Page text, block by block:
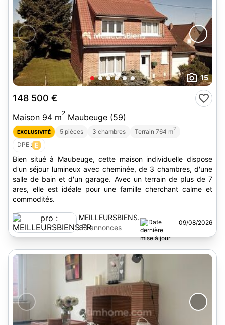
15
148 500 €
Maison 94 m2 Maubeuge (59)
EXCLUSIVITÉ 5 pièces 3 chambres Terrain 764 m2
DPE : E
Bien situé à Maubeuge, cette maison individuelle dispose
d'un séjour lumineux avec cheminée, de 3 chambres, d'une
salle de bain et d'un garage. Avec un terrain de plus de 7
ares, elle est idéale pour une famille cherchant calme et
commodités.
MEILLEURSBIENS.FR
83 annonces
09/08/2026